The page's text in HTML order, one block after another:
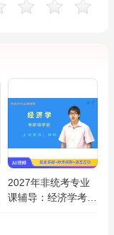
2027年非统考专业
课辅导：经济学考研